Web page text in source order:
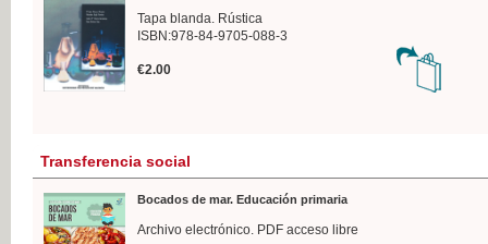
Tapa blanda. Rústica
ISBN:978-84-9705-088-3
€2.00
Transferencia social
Bocados de mar. Educación primaria
Archivo electrónico. PDF acceso libre